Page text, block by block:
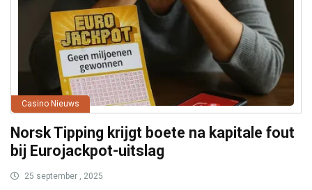
Casino Nieuws
Norsk Tipping krijgt boete na kapitale fout
bij Eurojackpot-uitslag
25 september , 2025